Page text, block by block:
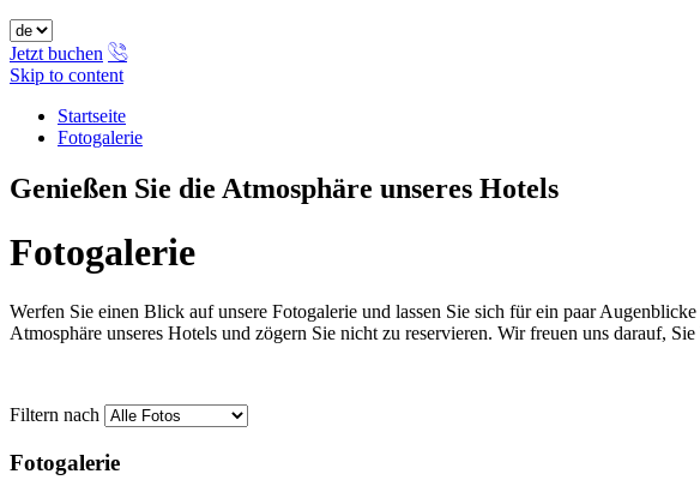
Jetzt buchen
Skip to content
Startseite
Fotogalerie
Genießen Sie die Atmosphäre unseres Hotels
Fotogalerie
Werfen Sie einen Blick auf unsere Fotogalerie und lassen Sie sich für ein paar
Atmosphäre unseres Hotels und zögern Sie nicht zu reservieren. Wir freuen uns darauf,
Filtern nach
Fotogalerie